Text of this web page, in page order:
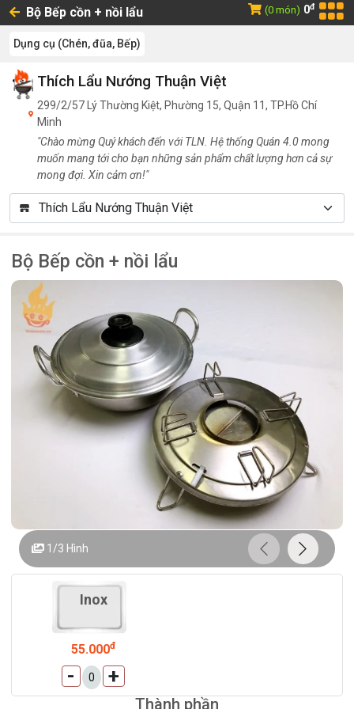
Bộ Bếp cồn + nồi lẩu (0 món) 0đ
Dụng cụ (Chén, đũa, Bếp)
Thích Lẩu Nướng Thuận Việt
299/2/57 Lý Thường Kiệt, Phường 15, Quận 11, TP.Hồ Chí
Minh
"Chào mừng Quý khách đến với TLN. Hệ thống Quán 4.0 mong
muốn mang tới cho bạn những sản phẩm chất lượng hơn cả sự
mong đợi. Xin cảm ơn!"
Bộ Bếp cồn + nồi lẩu
1/3 Hình
Inox
55.000đ
- +
Thành phần